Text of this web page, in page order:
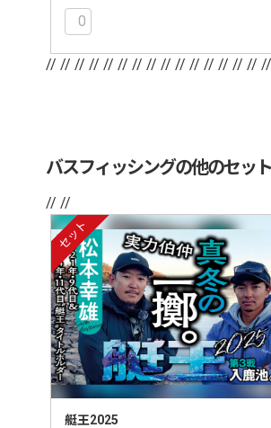
0
// // // // // // // // // // // // // // //
バスフィッシングの他のセット
// //
セット
艇王2025